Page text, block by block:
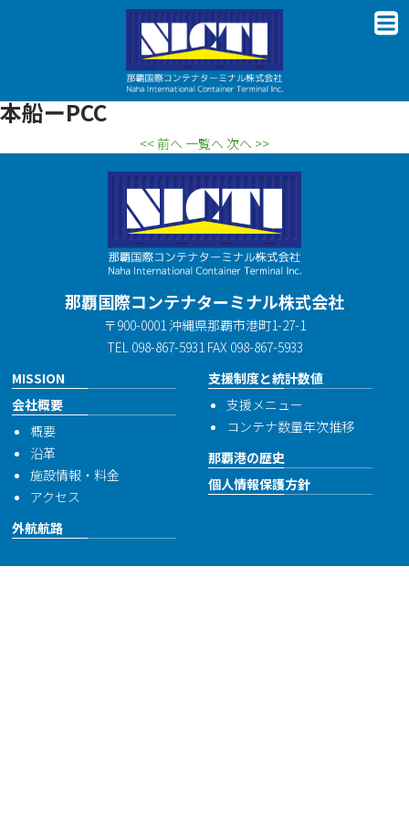
本船ーPCC
<< 前へ 一覧へ 次へ >>
那覇国際コンテナターミナル株式会社
〒900-0001 沖縄県那覇市港町1-27-1
TEL 098-867-5931 FAX 098-867-5933
MISSION
会社概要
概要
沿革
施設情報・料金
アクセス
外航航路
支援制度と統計数値
支援メニュー
コンテナ数量年次推移
那覇港の歴史
個人情報保護方針